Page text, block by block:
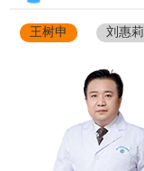
王树申 刘惠莉